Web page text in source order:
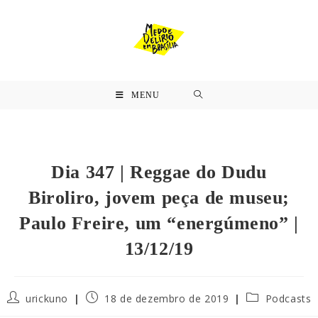
MENU
Dia 347 | Reggae do Dudu
Biroliro, jovem peça de museu;
Paulo Freire, um “energúmeno” |
13/12/19
urickuno 18 de dezembro de 2019 Podcasts